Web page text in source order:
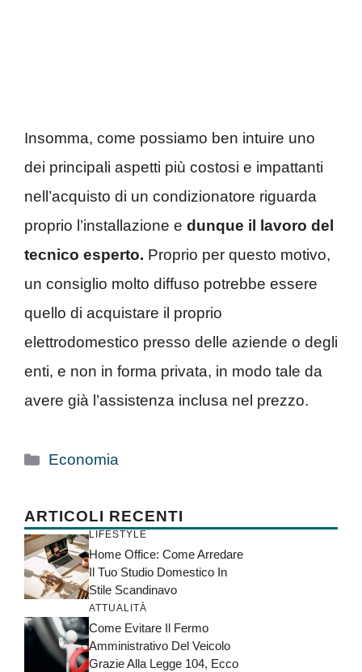
Insomma, come possiamo ben intuire uno
dei principali aspetti più costosi e impattanti
nell’acquisto di un condizionatore riguarda
proprio l’installazione e dunque il lavoro del
tecnico esperto. Proprio per questo motivo,
un consiglio molto diffuso potrebbe essere
quello di acquistare il proprio
elettrodomestico presso delle aziende o degli
enti, e non in forma privata, in modo tale da
avere già l’assistenza inclusa nel prezzo.
Categorie
Economia
ARTICOLI RECENTI
LIFESTYLE
Home Office: Come Arredare
Il Tuo Studio Domestico In
Stile Scandinavo
ATTUALITÀ
Come Evitare Il Fermo
Amministrativo Del Veicolo
Grazie Alla Legge 104, Ecco